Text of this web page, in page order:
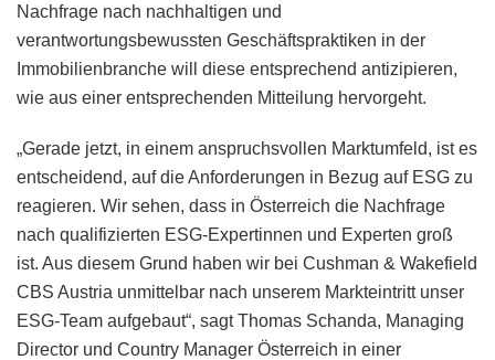
Nachfrage nach nachhaltigen und
verantwortungsbewussten Geschäftspraktiken in der
Immobilienbranche will diese entsprechend antizipieren,
wie aus einer entsprechenden Mitteilung hervorgeht.
„Gerade jetzt, in einem anspruchsvollen Marktumfeld, ist es
entscheidend, auf die Anforderungen in Bezug auf ESG zu
reagieren. Wir sehen, dass in Österreich die Nachfrage
nach qualifizierten ESG-Expertinnen und Experten groß
ist. Aus diesem Grund haben wir bei Cushman & Wakefield
CBS Austria unmittelbar nach unserem Markteintritt unser
ESG-Team aufgebaut“, sagt Thomas Schanda, Managing
Director und Country Manager Österreich in einer